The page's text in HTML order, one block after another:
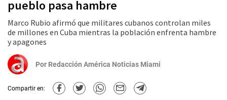
pueblo pasa hambre
Marco Rubio afirmó que militares cubanos controlan miles
de millones en Cuba mientras la población enfrenta hambre
y apagones
Por Redacción América Noticias Miami
Compartir en: